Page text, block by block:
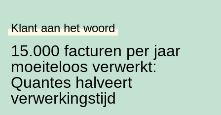
Klant aan het woord
15.000 facturen per jaar
moeiteloos verwerkt:
Quantes halveert
verwerkingstijd